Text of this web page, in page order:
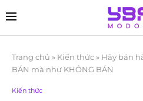
Trang chủ » Kiến thức » Hãy bán
BÁN mà như KHÔNG BÁN
Kiến thức